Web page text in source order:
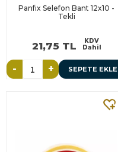
Panfix Selefon Bant 12x10 -
Tekli
21,75 TL
KDV
Dahil
- + SEPETE EKLE